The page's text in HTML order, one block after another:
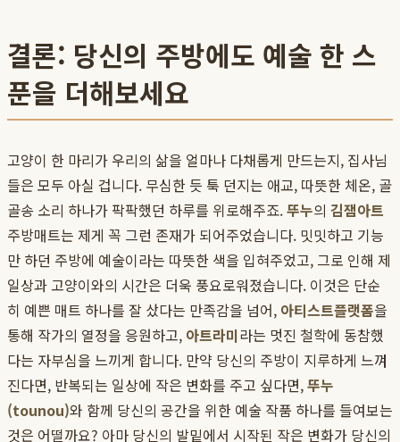
결론: 당신의 주방에도 예술 한 스
푼을 더해보세요
고양이 한 마리가 우리의 삶을 얼마나 다채롭게 만드는지, 집사님
들은 모두 아실 겁니다. 무심한 듯 툭 던지는 애교, 따뜻한 체온, 골
골송 소리 하나가 팍팍했던 하루를 위로해주죠.뚜누의 김잼아트
주방매트는 제게 꼭 그런 존재가 되어주었습니다. 밋밋하고 기능
만 하던 주방에 예술이라는 따뜻한 색을 입혀주었고, 그로 인해 제
일상과 고양이와의 시간은 더욱 풍요로워졌습니다. 이것은 단순
히 예쁜 매트 하나를 잘 샀다는 만족감을 넘어, 아티스트플랫폼을
통해 작가의 열정을 응원하고, 아트라미라는 멋진 철학에 동참했
다는 자부심을 느끼게 합니다. 만약 당신의 주방이 지루하게 느껴
진다면, 반복되는 일상에 작은 변화를 주고 싶다면,뚜누
(tounou)와 함께 당신의 공간을 위한 예술 작품 하나를 들여보는
것은 어떨까요? 아마 당신의 발밑에서 시작된 작은 변화가 당신의